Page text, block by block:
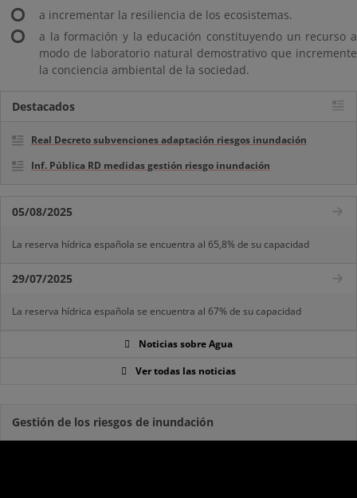
a incrementar la resiliencia de los ecosistemas.
a la formación y la educación constituyendo un recurso a
modo de laboratorio natural demostrativo que incremente
la conciencia ambiental de la sociedad.
Destacados
Real Decreto subvenciones adaptación riesgos inundación
Inf. Pública RD medidas gestión riesgo inundación
05/08/2025
La reserva hídrica española se encuentra al 65,8% de su capacidad
29/07/2025
La reserva hídrica española se encuentra al 67% de su capacidad
Noticias sobre Agua
Ver todas las noticias
Gestión de los riesgos de inundación